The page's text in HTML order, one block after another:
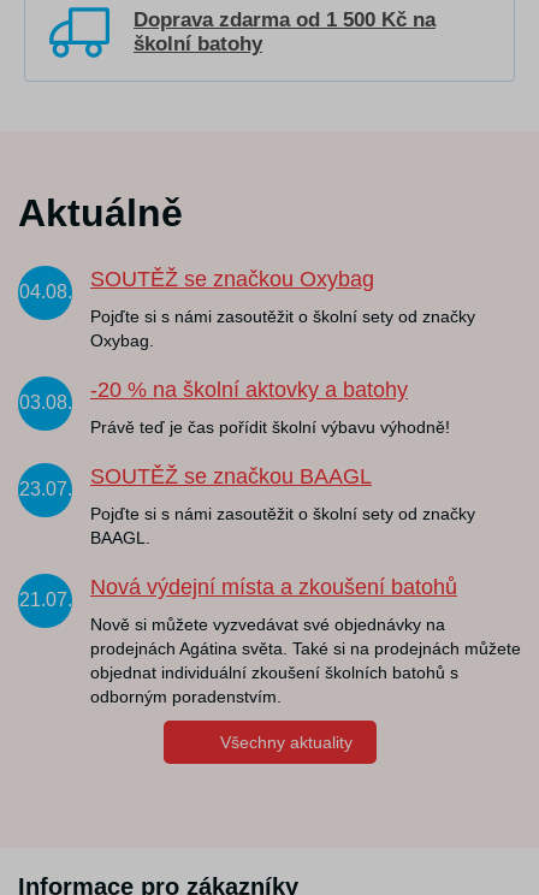
Doprava zdarma od 1 500 Kč na
školní batohy
Aktuálně
04.08.
SOUTĚŽ se značkou Oxybag
Pojďte si s námi zasoutěžit o školní sety od značky
Oxybag.
03.08.
-20 % na školní aktovky a batohy
Právě teď je čas pořídit školní výbavu výhodně!
23.07.
SOUTĚŽ se značkou BAAGL
Pojďte si s námi zasoutěžit o školní sety od značky
BAAGL.
21.07.
Nová výdejní místa a zkoušení batohů
Nově si můžete vyzvedávat své objednávky na
prodejnách Agátina světa. Také si na prodejnách můžete
objednat individuální zkoušení školních batohů s
odborným poradenstvím.
Všechny aktuality
Informace pro zákazníky